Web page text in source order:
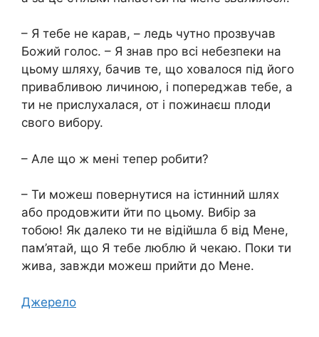
– Я тебе не карав, – ледь чутно прозвучав
Божий голос. – Я знав про всі небезпеки на
цьому шляху, бачив те, що ховалося під його
привабливою личиною, і попереджав тебе, а
ти не прислухалася, от і пожинаєш плоди
свого вибору.
– Але що ж мені тепер робити?
– Ти можеш повернутися на істинний шлях
або продовжити йти по цьому. Вибір за
тобою! Як далеко ти не відійшла б від Мене,
пам’ятай, що Я тебе люблю й чекаю. Поки ти
жива, завжди можеш прийти до Мене.
Джерело